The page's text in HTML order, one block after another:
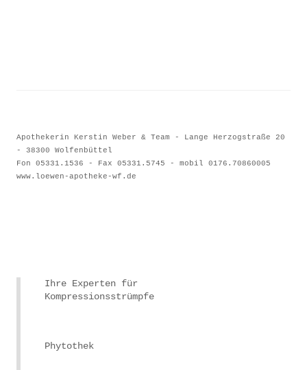
Apothekerin Kerstin Weber & Team - Lange Herzogstraße 20
- 38300 Wolfenbüttel
Fon 05331.1536 - Fax 05331.5745 - mobil 0176.70860005
www.loewen-apotheke-wf.de
Ihre Experten für
Kompressionsstrümpfe
Phytothek